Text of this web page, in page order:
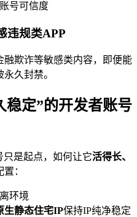
号可信度
违规类APP
欺诈等敏感类内容，即便能
久封禁。
稳定”的开发者账号
只是起点，如何让它活得长、
：
环境
生静态住宅IP保持IP纯净稳定